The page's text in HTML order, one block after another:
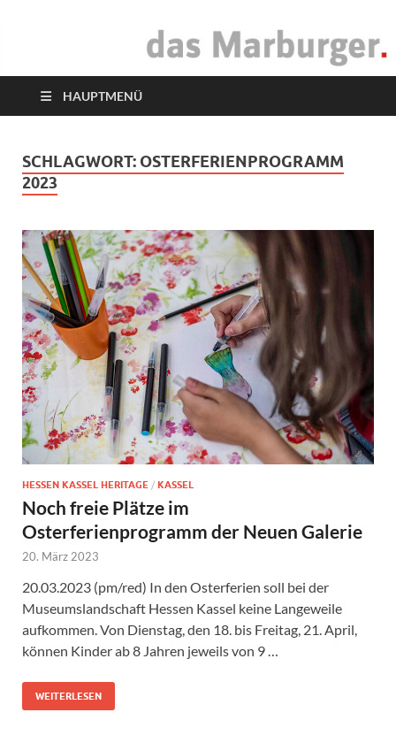
das Marburger.
HAUPTMENÜ
SCHLAGWORT: OSTERFERIENPROGRAMM
2023
HESSEN KASSEL HERITAGE / KASSEL
Noch freie Plätze im
Osterferienprogramm der Neuen Galerie
20. März 2023
20.03.2023 (pm/red) In den Osterferien soll bei der
Museumslandschaft Hessen Kassel keine Langeweile
aufkommen. Von Dienstag, den 18. bis Freitag, 21. April,
können Kinder ab 8 Jahren jeweils von 9 …
WEITERLESEN